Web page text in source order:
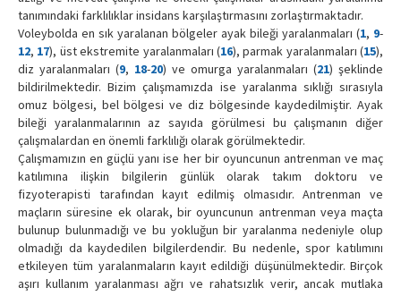
tanımındaki farklılıklar insidans karşılaştırmasını zorlaştırmaktadır.
Voleybolda en sık yaralanan bölgeler ayak bileği yaralanmaları (1, 9-
12, 17), üst ekstremite yaralanmaları (16), parmak yaralanmaları (15),
diz yaralanmaları (9, 18-20) ve omurga yaralanmaları (21) şeklinde
bildirilmektedir. Bizim çalışmamızda ise yaralanma sıklığı sırasıyla
omuz bölgesi, bel bölgesi ve diz bölgesinde kaydedilmiştir. Ayak
bileği yaralanmalarının az sayıda görülmesi bu çalışmanın diğer
çalışmalardan en önemli farklılığı olarak görülmektedir.
Çalışmamızın en güçlü yanı ise her bir oyuncunun antrenman ve maç
katılımına ilişkin bilgilerin günlük olarak takım doktoru ve
fizyoterapisti tarafından kayıt edilmiş olmasıdır. Antrenman ve
maçların süresine ek olarak, bir oyuncunun antrenman veya maçta
bulunup bulunmadığı ve bu yokluğun bir yaralanma nedeniyle olup
olmadığı da kaydedilen bilgilerdendir. Bu nedenle, spor katılımını
etkileyen tüm yaralanmaların kayıt edildiği düşünülmektedir. Birçok
aşırı kullanım yaralanması ağrı ve rahatsızlık verir, ancak mutlaka